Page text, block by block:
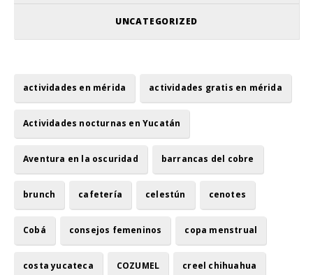
UNCATEGORIZED
actividades en mérida actividades gratis en mérida
Actividades nocturnas en Yucatán
Aventura en la oscuridad barrancas del cobre
brunch cafetería celestún cenotes
Cobá consejos femeninos copa menstrual
costa yucateca COZUMEL creel chihuahua